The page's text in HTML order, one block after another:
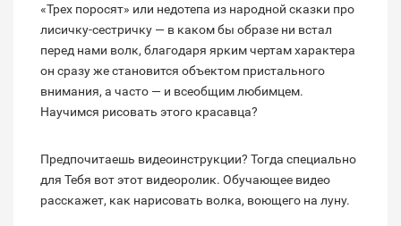
«Трех поросят» или недотепа из народной сказки про
лисичку-сестричку — в каком бы образе ни встал
перед нами волк, благодаря ярким чертам характера
он сразу же становится объектом пристального
внимания, а часто — и всеобщим любимцем.
Научимся рисовать этого красавца?
Предпочитаешь видеоинструкции? Тогда специально
для Тебя вот этот видеоролик. Обучающее видео
расскажет, как нарисовать волка, воющего на луну.